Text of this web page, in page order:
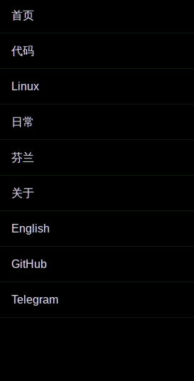
首页
代码
Linux
日常
芬兰
关于
English
GitHub
Telegram